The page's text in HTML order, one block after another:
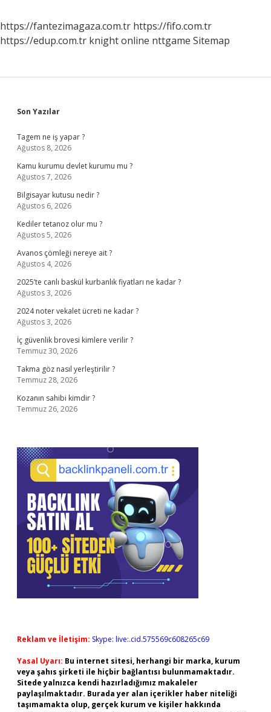
https://fantezimagaza.com.tr https://fifo.com.tr
https://edup.com.tr knight online nttgame Sitemap
Sidebar
Son Yazılar
Tagem ne iş yapar ?
Ağustos 8, 2026
Kamu kurumu devlet kurumu mu ?
Ağustos 7, 2026
Bilgisayar kutusu nedir ?
Ağustos 6, 2026
Kediler tetanoz olur mu ?
Ağustos 5, 2026
Avanos çömleği nereye ait ?
Ağustos 4, 2026
2025’te canlı baskül kurbanlık fiyatları ne kadar ?
Ağustos 3, 2026
2024 noter vekalet ücreti ne kadar ?
Ağustos 3, 2026
İç güvenlik brovesi kimlere verilir ?
Temmuz 30, 2026
Takma göz nasıl yerleştirilir ?
Temmuz 28, 2026
Kozanın sahibi kimdir ?
Temmuz 26, 2026
Reklam ve İletişim: Skype: live:.cid.575569c608265c69
Yasal Uyarı: Bu internet sitesi, herhangi bir marka, kurum
veya şahıs şirketi ile hiçbir bağlantısı bulunmamaktadır.
Sitede yalnızca kendi hazırladığımız makaleler
paylaşılmaktadır. Burada yer alan içerikler haber niteliği
taşımamakta olup, gerçek kurum ve kişiler hakkında